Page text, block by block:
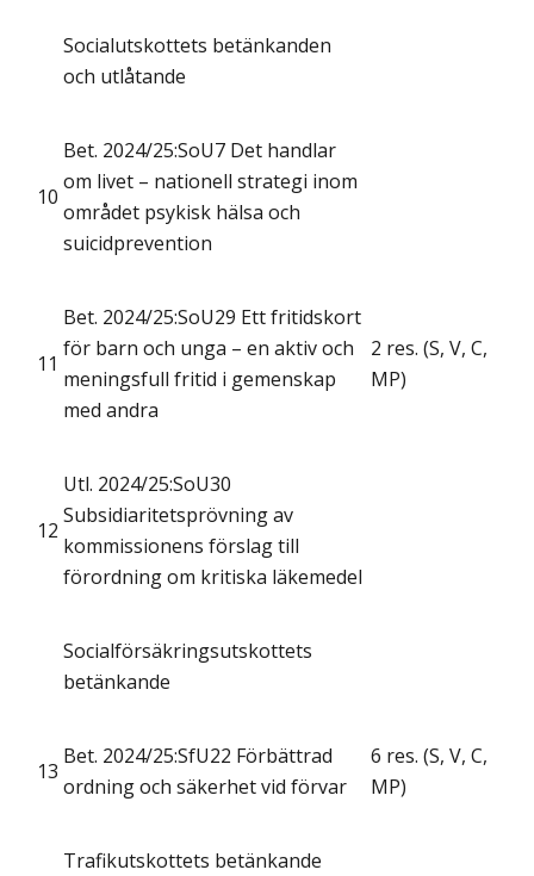
Socialutskottets betänkanden
och utlåtande
10
Bet. 2024/25:SoU7 Det handlar
om livet – nationell strategi inom
området psykisk hälsa och
suicidprevention
11
Bet. 2024/25:SoU29 Ett fritidskort
för barn och unga – en aktiv och
meningsfull fritid i gemenskap
med andra
2 res. (S, V, C,
MP)
12
Utl. 2024/25:SoU30
Subsidiaritetsprövning av
kommissionens förslag till
förordning om kritiska läkemedel
Socialförsäkringsutskottets
betänkande
13
Bet. 2024/25:SfU22 Förbättrad
ordning och säkerhet vid förvar
6 res. (S, V, C,
MP)
Trafikutskottets betänkande